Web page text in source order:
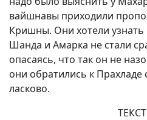
вайшнавы приходили
Кришны. Они хотели
Шанда и Амарка не стали
опасаясь, что так он не
они обратились к
ласково.